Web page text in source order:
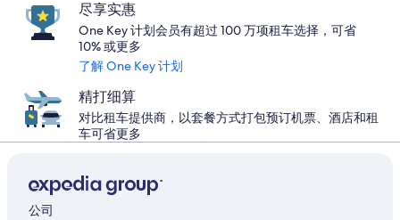
尽享实惠
One Key 计划会员有超过 100 万项租车选择，可省
10% 或更多
了解 One Key 计划
精打细算
对比租车提供商，以套餐方式打包预订机票、酒店和租
车可省更多
公司